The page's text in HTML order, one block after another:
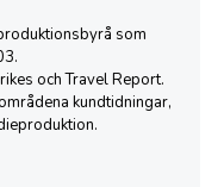
som
och Travel Report.
kundtidningar,